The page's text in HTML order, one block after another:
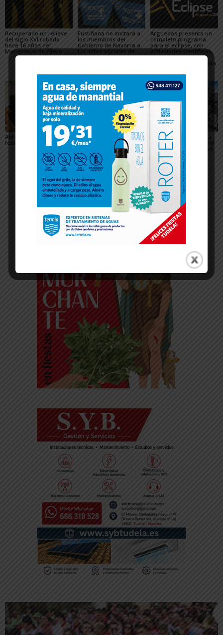
Recuperado un relieve
del siglo XVI robado
hace 16 años del
Monasterio de Fitero
Fustiñana no invitará a
los miembros del
Gobierno de Navarra a
los actos oficiales de
sus fiestas por el cierre
Arguedas presenta un
completo programa
para el eclipse, con
actividades científicas,
visitas guiadas,
concierto y observación
Ablitas abre el verano
festivo con sus peras
María Preciado,
concejala de Cadreita:
«Queremos unas fiestas
en las que todo el
mundo encuentre su
sitio»
Sendaviva presenta la
programación especial
del eclipse total de Sol
del 12 de agosto